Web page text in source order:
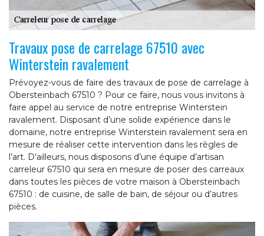
Travaux pose de carrelage 67510 avec
Winterstein ravalement
Prévoyez-vous de faire des travaux de pose de carrelage à
Obersteinbach 67510 ? Pour ce faire, nous vous invitons à
faire appel au service de notre entreprise Winterstein
ravalement. Disposant d’une solide expérience dans le
domaine, notre entreprise Winterstein ravalement sera en
mesure de réaliser cette intervention dans les règles de
l’art. D’ailleurs, nous disposons d’une équipe d’artisan
carreleur 67510 qui sera en mesure de poser des carreaux
dans toutes les pièces de votre maison à Obersteinbach
67510 : de cuisine, de salle de bain, de séjour ou d’autres
pièces.